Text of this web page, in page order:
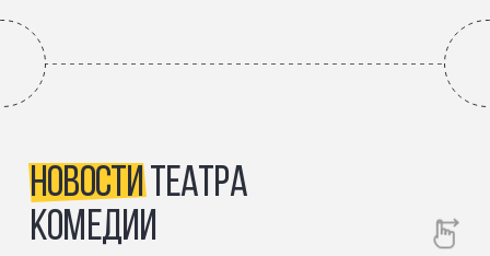
НОВОСТИТЕАТРА
КОМЕДИИ